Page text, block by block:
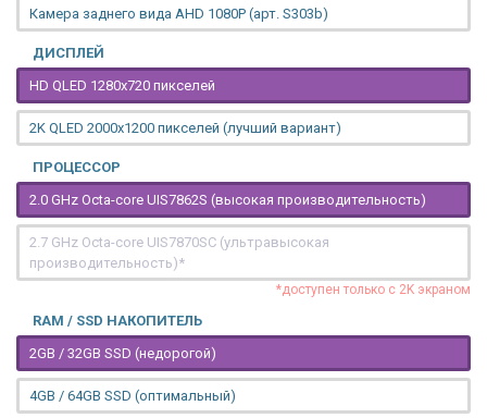
Камера заднего вида AHD 1080P (арт. S303b)
ДИСПЛЕЙ
HD QLED 1280x720 пикселей
2K QLED 2000х1200 пикселей (лучший вариант)
ПРОЦЕССОР
2.0 GHz Octa-core UIS7862S (высокая производительность)
2.7 GHz Octa-core UIS7870SC (ультравысокая
производительность)*
*доступен только с 2K экраном
RAM / SSD НАКОПИТЕЛЬ
2GB / 32GB SSD (недорогой)
4GB / 64GB SSD (оптимальный)